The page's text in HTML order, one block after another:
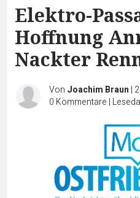
Elektro-
Hoffnung
Nackter
Von Joachim Braun |
0 Kommentare |